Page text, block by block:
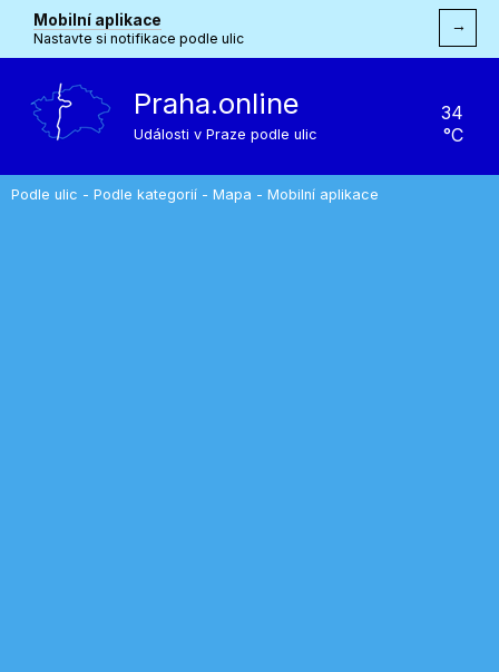
Mobilní aplikace
Nastavte si notifikace podle ulic
→
Praha.online
Události v Praze podle ulic
34
°C
Podle ulic - Podle kategorií - Mapa - Mobilní aplikace